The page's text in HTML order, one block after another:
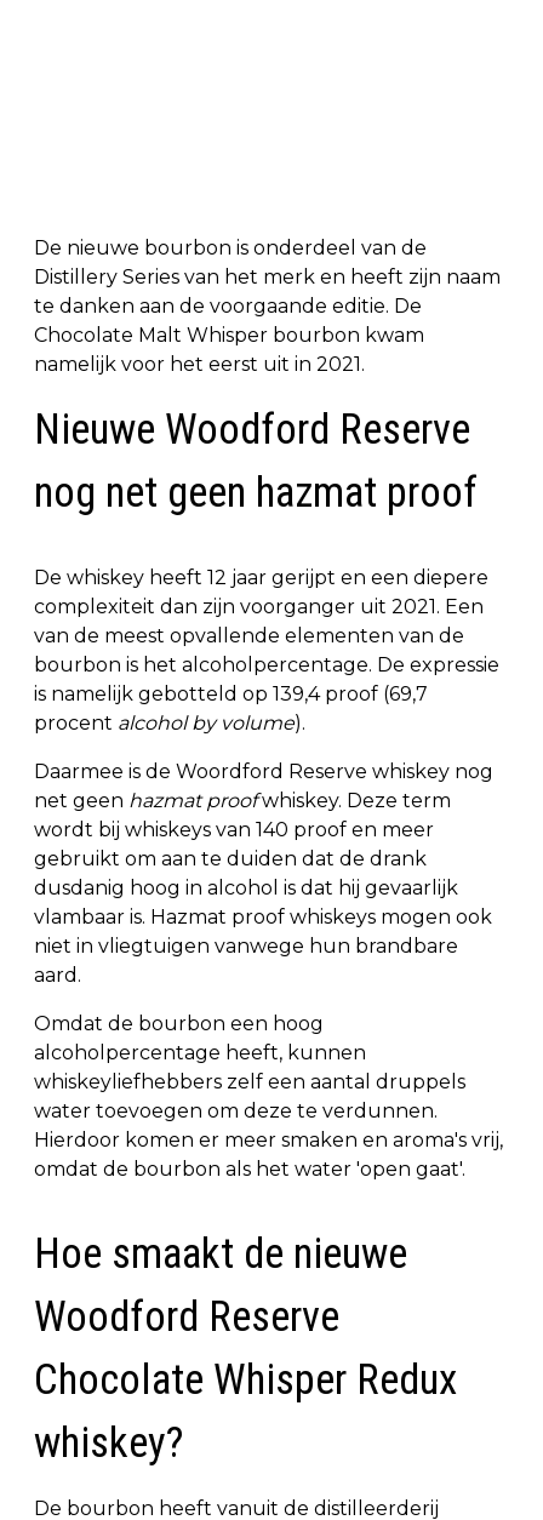
De nieuwe bourbon is onderdeel van de
Distillery Series van het merk en heeft zijn naam
te danken aan de voorgaande editie. De
Chocolate Malt Whisper bourbon kwam
namelijk voor het eerst uit in 2021.
Nieuwe Woodford Reserve
nog net geen hazmat proof
De whiskey heeft 12 jaar gerijpt en een diepere
complexiteit dan zijn voorganger uit 2021. Een
van de meest opvallende elementen van de
bourbon is het alcoholpercentage. De expressie
is namelijk gebotteld op 139,4 proof (69,7
procent alcohol by volume).
Daarmee is de Woordford Reserve whiskey nog
net geen hazmat proofwhiskey. Deze term
wordt bij whiskeys van 140 proof en meer
gebruikt om aan te duiden dat de drank
dusdanig hoog in alcohol is dat hij gevaarlijk
vlambaar is. Hazmat proof whiskeys mogen ook
niet in vliegtuigen vanwege hun brandbare
aard.
Omdat de bourbon een hoog
alcoholpercentage heeft, kunnen
whiskeyliefhebbers zelf een aantal druppels
water toevoegen om deze te verdunnen.
Hierdoor komen er meer smaken en aroma's vrij,
omdat de bourbon als het water 'open gaat'.
Hoe smaakt de nieuwe
Woodford Reserve
Chocolate Whisper Redux
whiskey?
De bourbon heeft vanuit de distilleerderij